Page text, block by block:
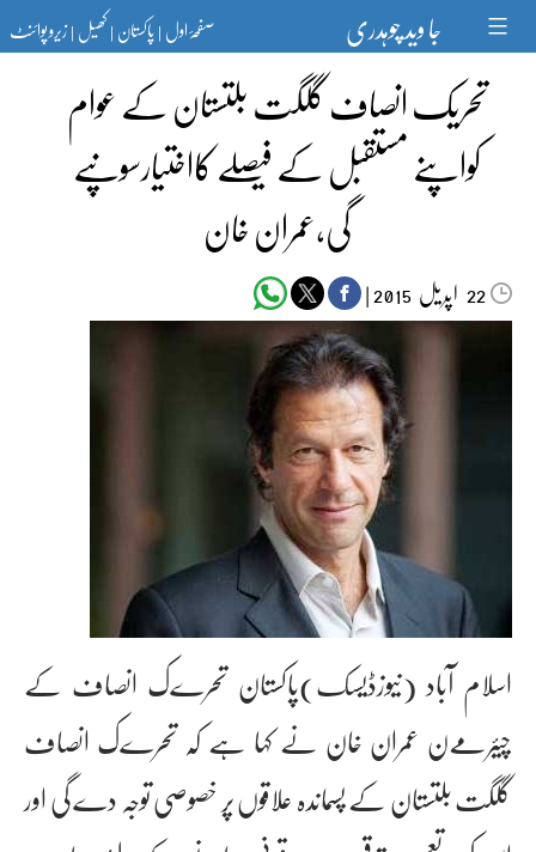
content جا وید چوہدری صفحۂ اول|پاکستان|کھیل|زیرو پوائنٹ
تحریک انصاف گلگت بلتستان کے عوام
کواپنے مستقبل کے فیصلے کااختیارسونپے
گی،عمران خان
22 اپریل‬‮ |
اسلام آباد (نیوزڈیسک)پاکستان تحرےک انصاف کے
چیئرمےن عمران خان نے کہا ہے کہ تحرےک انصاف
گلگت بلتستان کے پسماندہ علاقوں پر خصوصی توجہ دے گی اور